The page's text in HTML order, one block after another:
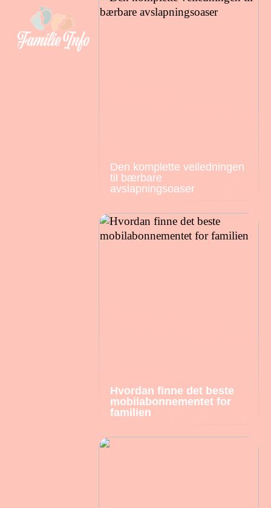
Den komplette veiledningen
til bærbare
avslapningsoaser
Hvordan finne det beste
mobilabonnementet for
familien